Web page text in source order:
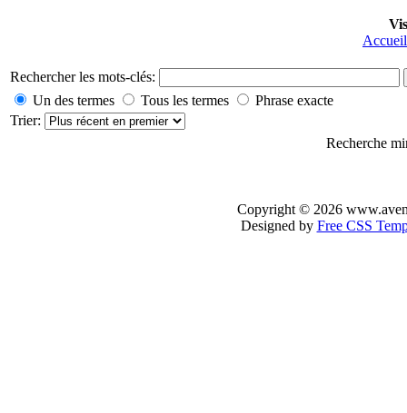
Accueil
Rechercher les mots-clés:
Un des termes
Tous les termes
Phrase exacte
Trier:
Recherche
Copyright © 2026
Designed by Free CSS